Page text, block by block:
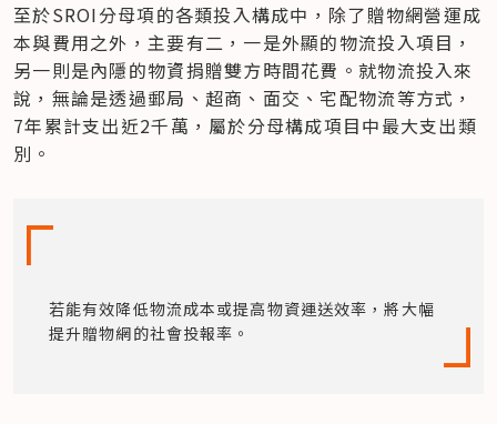
至於SROI分母項的各類投入構成中，除了贈物網營運成
本與費用之外，主要有二，一是外顯的物流投入項目，
另一則是內隱的物資捐贈雙方時間花費。就物流投入來
說，無論是透過郵局、超商、面交、宅配物流等方式，
7年累計支出近2千萬，屬於分母構成項目中最大支出類
別。
若能有效降低物流成本或提高物資運送效率，將大幅
提升贈物網的社會投報率。